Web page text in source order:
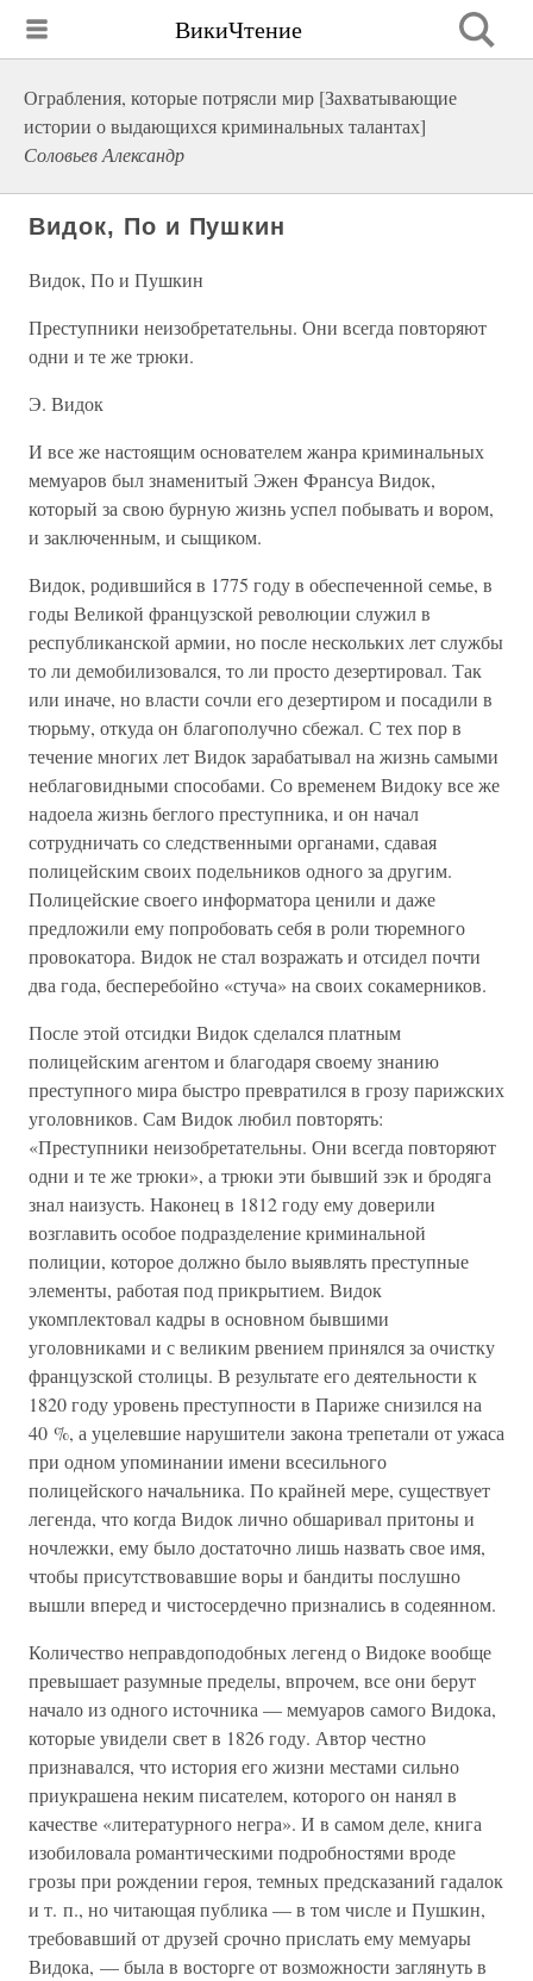
ВикиЧтение
Ограбления, которые потрясли мир [Захватывающие
истории о выдающихся криминальных талантах]
Соловьев Александр
Видок, По и Пушкин
Видок, По и Пушкин
Преступники неизобретательны. Они всегда повторяют
одни и те же трюки.
Э. Видок
И все же настоящим основателем жанра криминальных
мемуаров был знаменитый Эжен Франсуа Видок,
который за свою бурную жизнь успел побывать и вором,
и заключенным, и сыщиком.
Видок, родившийся в 1775 году в обеспеченной семье, в
годы Великой французской революции служил в
республиканской армии, но после нескольких лет службы
то ли демобилизовался, то ли просто дезертировал. Так
или иначе, но власти сочли его дезертиром и посадили в
тюрьму, откуда он благополучно сбежал. С тех пор в
течение многих лет Видок зарабатывал на жизнь самыми
неблаговидными способами. Со временем Видоку все же
надоела жизнь беглого преступника, и он начал
сотрудничать со следственными органами, сдавая
полицейским своих подельников одного за другим.
Полицейские своего информатора ценили и даже
предложили ему попробовать себя в роли тюремного
провокатора. Видок не стал возражать и отсидел почти
два года, бесперебойно «стуча» на своих сокамерников.
После этой отсидки Видок сделался платным
полицейским агентом и благодаря своему знанию
преступного мира быстро превратился в грозу парижских
уголовников. Сам Видок любил повторять:
«Преступники неизобретательны. Они всегда повторяют
одни и те же трюки», а трюки эти бывший зэк и бродяга
знал наизусть. Наконец в 1812 году ему доверили
возглавить особое подразделение криминальной
полиции, которое должно было выявлять преступные
элементы, работая под прикрытием. Видок
укомплектовал кадры в основном бывшими
уголовниками и с великим рвением принялся за очистку
французской столицы. В результате его деятельности к
1820 году уровень преступности в Париже снизился на
40 %, а уцелевшие нарушители закона трепетали от ужаса
при одном упоминании имени всесильного
полицейского начальника. По крайней мере, существует
легенда, что когда Видок лично обшаривал притоны и
ночлежки, ему было достаточно лишь назвать свое имя,
чтобы присутствовавшие воры и бандиты послушно
вышли вперед и чистосердечно признались в содеянном.
Количество неправдоподобных легенд о Видоке вообще
превышает разумные пределы, впрочем, все они берут
начало из одного источника — мемуаров самого Видока,
которые увидели свет в 1826 году. Автор честно
признавался, что история его жизни местами сильно
приукрашена неким писателем, которого он нанял в
качестве «литературного негра». И в самом деле, книга
изобиловала романтическими подробностями вроде
грозы при рождении героя, темных предсказаний гадалок
и т. п., но читающая публика — в том числе и Пушкин,
требовавший от друзей срочно прислать ему мемуары
Видока, — была в восторге от возможности заглянуть в